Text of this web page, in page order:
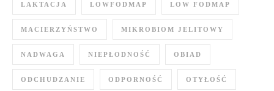
LAKTACJA LOWFODMAP LOW FODMAP
MACIERZYŃSTWO MIKROBIOM JELITOWY
NADWAGA NIEPŁODNOŚĆ OBIAD
ODCHUDZANIE ODPORNOŚĆ OTYŁOŚĆ